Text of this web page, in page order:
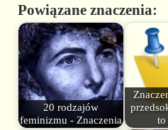
Powiązane znaczenia:
20 rodzajów
feminizmu - Znaczenia